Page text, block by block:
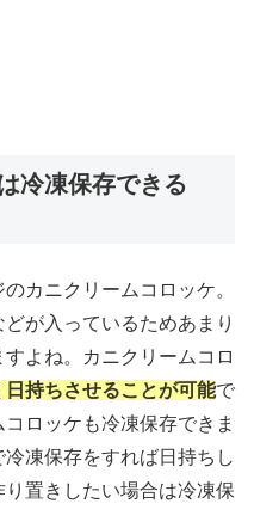
冷凍保存できる
カニクリームコロッケ。
が入っているためあまり
よね。カニクリームコロ
日持ちさせることが可能で
ロッケも冷凍保存できま
凍保存をすれば日持ちし
置きしたい場合は冷凍保